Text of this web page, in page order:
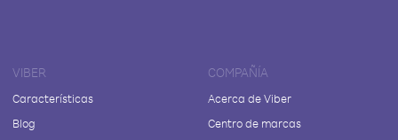
VIBER
Características
Blog
COMPAÑÍA
Acerca de Viber
Centro de marcas